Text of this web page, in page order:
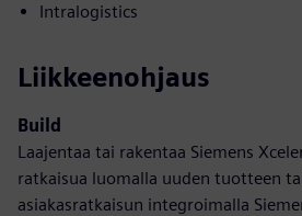
Intralogistics
Liikkeenohjaus
Build
Laajentaa tai rakentaa Siemens
ratkaisua luomalla uuden tuotteen
asiakasratkaisun integroimalla